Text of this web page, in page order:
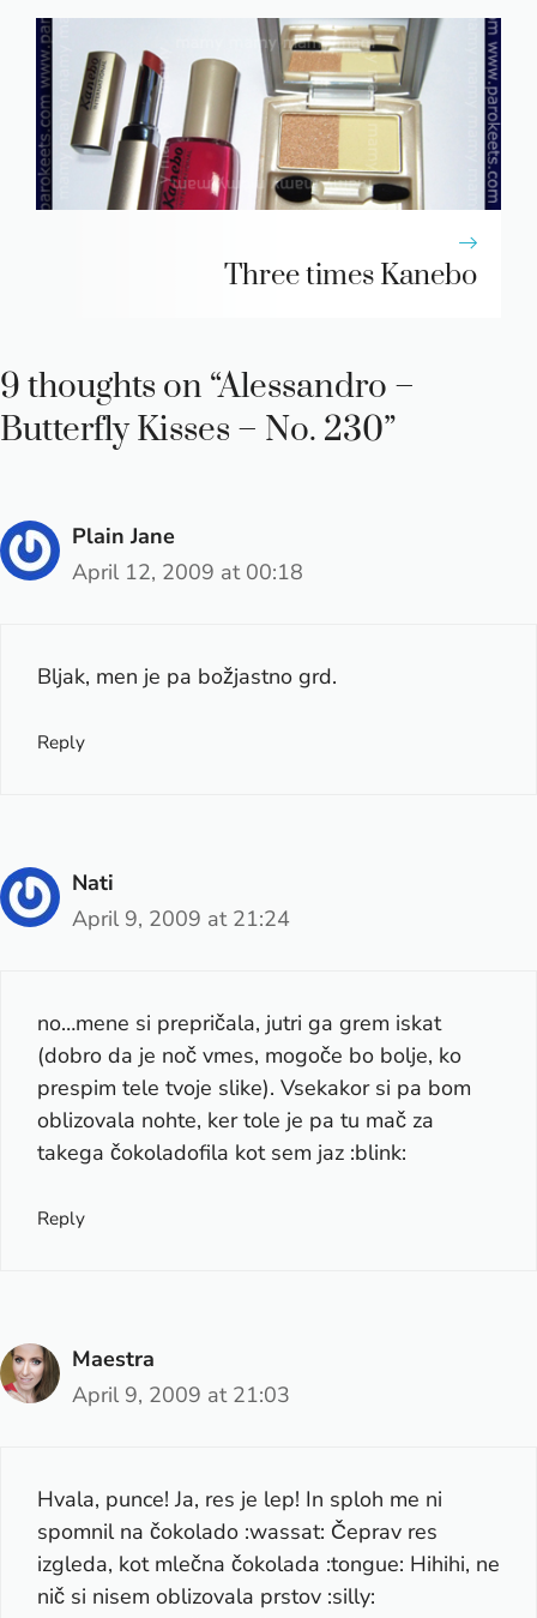
Three times Kanebo
9 thoughts on “Alessandro –
Butterfly Kisses – No. 230”
Plain Jane
April 12, 2009 at 00:18
Bljak, men je pa božjastno grd.
Reply
Nati
April 9, 2009 at 21:24
no…mene si prepričala, jutri ga grem iskat
(dobro da je noč vmes, mogoče bo bolje, ko
prespim tele tvoje slike). Vsekakor si pa bom
oblizovala nohte, ker tole je pa tu mač za
takega čokoladofila kot sem jaz :blink:
Reply
Maestra
April 9, 2009 at 21:03
Hvala, punce! Ja, res je lep! In sploh me ni
spomnil na čokolado :wassat: Čeprav res
izgleda, kot mlečna čokolada :tongue: Hihihi, ne
nič si nisem oblizovala prstov :silly: